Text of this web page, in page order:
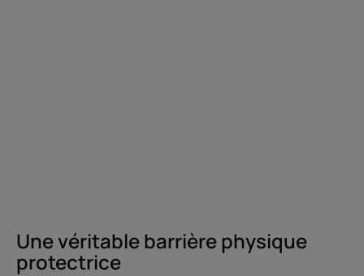
Une véritable barrière physique
protectrice